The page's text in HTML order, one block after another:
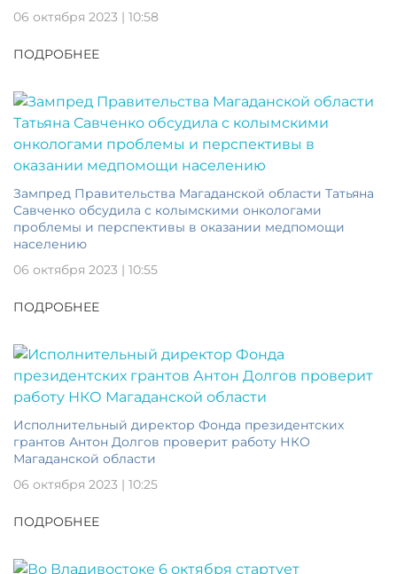
06 октября 2023 | 10:58
ПОДРОБНЕЕ
Зампред Правительства Магаданской области Татьяна
Савченко обсудила с колымскими онкологами
проблемы и перспективы в оказании медпомощи
населению
06 октября 2023 | 10:55
ПОДРОБНЕЕ
Исполнительный директор Фонда президентских
грантов Антон Долгов проверит работу НКО
Магаданской области
06 октября 2023 | 10:25
ПОДРОБНЕЕ